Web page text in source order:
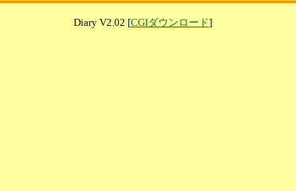
Diary V2.02 [CGIダウンロード]